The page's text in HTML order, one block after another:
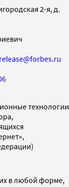
2-я, д.
технологии
в любой форме,